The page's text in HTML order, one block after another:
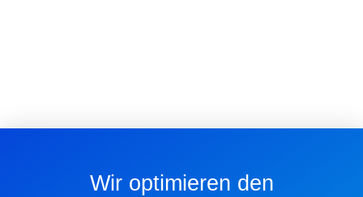
Wir optimieren den